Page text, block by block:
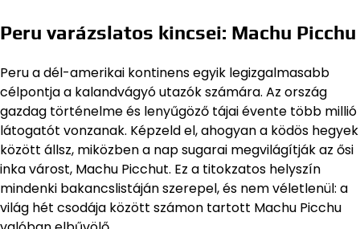
Peru varázslatos kincsei: Machu Picchu
Peru a dél-amerikai kontinens egyik legizgalmasabb
célpontja a kalandvágyó utazók számára. Az ország
gazdag történelme és lenyűgöző tájai évente több millió
látogatót vonzanak. Képzeld el, ahogyan a ködös hegyek
között állsz, miközben a nap sugarai megvilágítják az ősi
inka várost, Machu Picchut. Ez a titokzatos helyszín
mindenki bakancslistáján szerepel, és nem véletlenül: a
világ hét csodája között számon tartott Machu Picchu